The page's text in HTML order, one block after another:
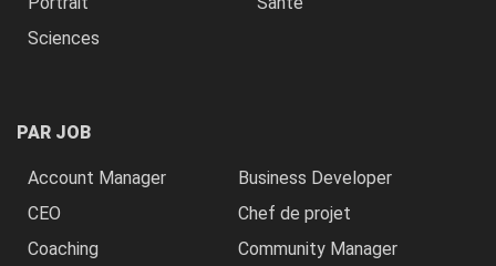
Sciences
PAR JOB
Account Manager
Business Developer
CEO
Chef de projet
Coaching
Community Manager